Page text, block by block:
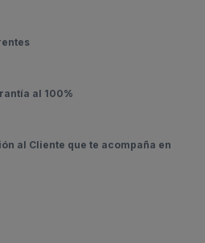
al 100%
al Cliente que te acompaña en